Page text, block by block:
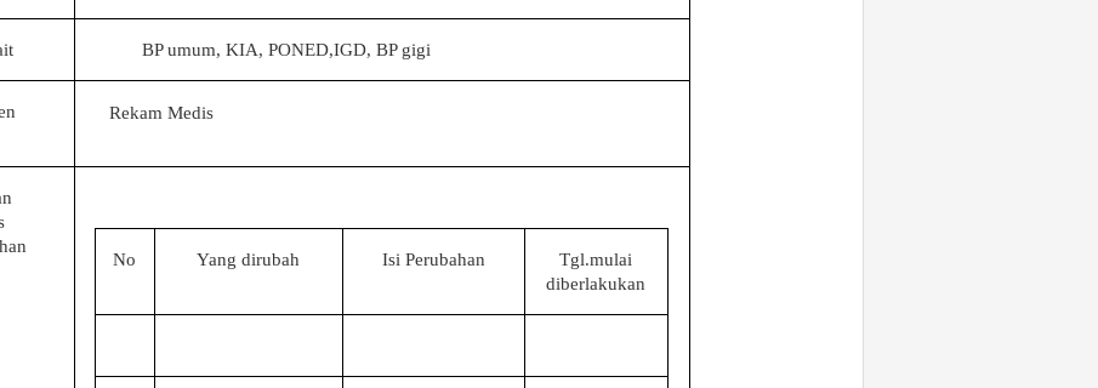
BP umum, KIA, PONED,IGD, BP gigi
Rekam Medis
No Yang dirubah Isi Perubahan
Tgl.mulai
diberlakukan